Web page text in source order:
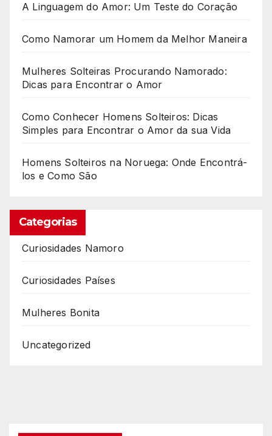
A Linguagem do Amor: Um Teste do Coração
Como Namorar um Homem da Melhor Maneira
Mulheres Solteiras Procurando Namorado:
Dicas para Encontrar o Amor
Como Conhecer Homens Solteiros: Dicas
Simples para Encontrar o Amor da sua Vida
Homens Solteiros na Noruega: Onde Encontrá-
los e Como São
Categorias
Curiosidades Namoro
Curiosidades Países
Mulheres Bonita
Uncategorized